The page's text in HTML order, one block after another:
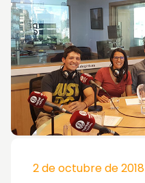
2 de octubre de 2018